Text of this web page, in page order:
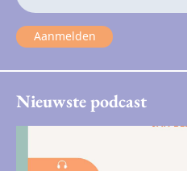
Aanmelden
Nieuwste podcast